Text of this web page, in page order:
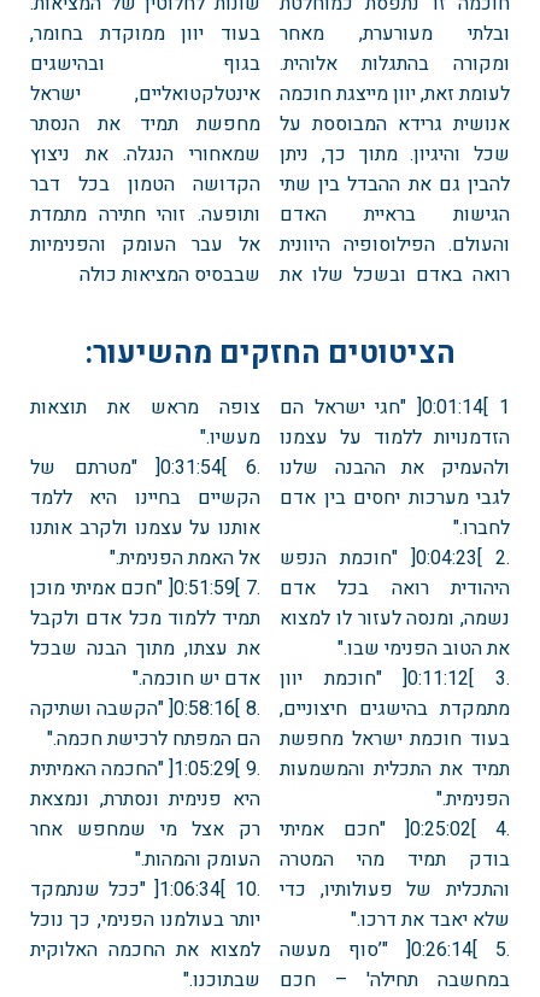
ובלתי מעורערת, מאחר
ומקורה בהתגלות אלוהית.
לעומת זאת, יוון מייצגת חוכמה
אנושית גרידא המבוססת על
שכל והיגיון. מתוך כך, ניתן
להבין גם את ההבדל בין שתי
הגישות בראיית האדם
והעולם. הפילוסופיה היוונית
רואה באדם ובשכל שלו את
בעוד יוון ממוקדת בחומר,
בגוף ובהישגים
אינטלקטואליים, ישראל
מחפשת תמיד את הנסתר
שמאחורי הנגלה. את ניצוץ
הקדושה הטמון בכל דבר
ותופעה. זוהי חתירה מתמדת
אל עבר העומק והפנימיות
שבבסיס המציאות כולה
הציטוטים החזקים מהשיעור:
1 ]0:01:14[ "חגי ישראל הם
הזדמנויות ללמוד על עצמנו
ולהעמיק את ההבנה שלנו
לגבי מערכות יחסים בין אדם
לחברו."
.2 ]0:04:23[ "חוכמת הנפש
היהודית רואה בכל אדם
נשמה, ומנסה לעזור לו למצוא
את הטוב הפנימי שבו."
.3 ]0:11:12[ "חוכמת יוון
מתמקדת בהישגים חיצוניים,
בעוד חוכמת ישראל מחפשת
תמיד את התכלית והמשמעות
הפנימית."
.4 ]0:25:02[ "חכם אמיתי
בודק תמיד מהי המטרה
והתכלית של פעולותיו, כדי
שלא יאבד את דרכו."
.5 ]0:26:14[ "’סוף מעשה
במחשבה תחילה' – חכם
צופה מראש את תוצאות
מעשיו."
.6 ]0:31:54[ "מטרתם של
הקשיים בחיינו היא ללמד
אותנו על עצמנו ולקרב אותנו
אל האמת הפנימית."
.7 ]0:51:59[ "חכם אמיתי מוכן
תמיד ללמוד מכל אדם ולקבל
את עצתו, מתוך הבנה שבכל
אדם יש חוכמה."
.8 ]0:58:16[ "הקשבה ושתיקה
הם המפתח לרכישת חכמה."
.9 ]1:05:29[ "החכמה האמיתית
היא פנימית ונסתרת, ונמצאת
רק אצל מי שמחפש אחר
העומק והמהות."
.10 ]1:06:34[ "ככל שנתמקד
יותר בעולמנו הפנימי, כך נוכל
למצוא את החכמה האלוקית
שבתוכנו."